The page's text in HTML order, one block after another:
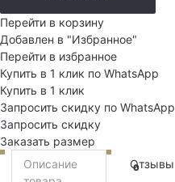
Перейти в корзину
Добавлен в "Избранное"
Перейти в избранное
Купить в 1 клик по WhatsApp
Купить в 1 клик
Запросить скидку по WhatsApp
Запросить скидку
Заказать размер
Описание
Отзывы
0